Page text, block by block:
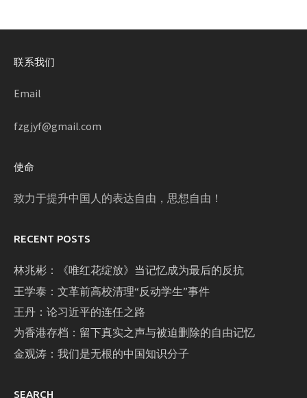
联系我们
Email
fzgjyf@gmail.com
使命
致力于提升中国人的表达自由，思想自由！
RECENT POSTS
林兆彬：《唯红花绽放》当记忆成为最后的反抗
王学泰：文革前高校清理“反动学生”事件
王丹：论习近平的连任之路
为香港存档：留下真实之声与被迫删除的自由记忆
金观涛：我们是无根的中国知识分子
SEARCH